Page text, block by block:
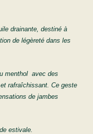
drainante, destiné à
de légèreté dans les
menthol avec des
rafraîchissant. Ce geste
de jambes
estivale.